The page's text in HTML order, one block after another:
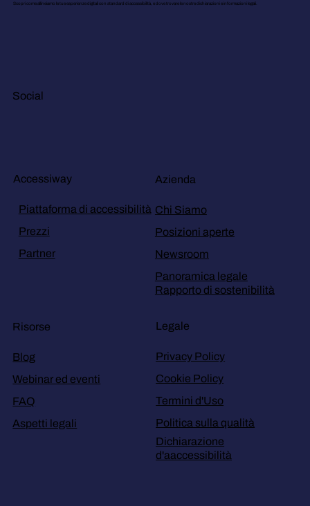
Scopri come allineiamo le tue esperienze digitali con standard di accessibilità, e dove trovare le nostre dichiarazioni e informazioni legali.
Social
Accessiway
Piattaforma di accessibilità
Prezzi
Partner
Azienda
Chi Siamo
Posizioni aperte
Newsroom
Panoramica legale
Rapporto di sostenibilità
Risorse
Blog
Webinar ed eventi
FAQ
Aspetti legali
Legale
Privacy Policy
Cookie Policy
Termini d'Uso
Politica sulla qualità
Dichiarazione
d'aaccessibilità